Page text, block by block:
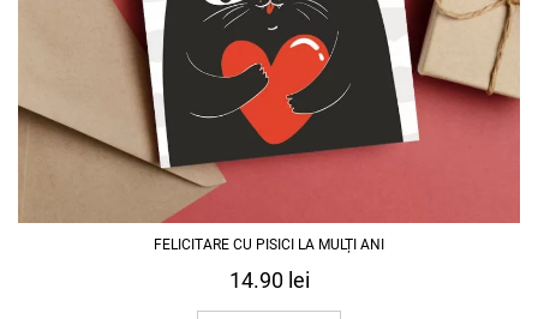
FELICITARE CU PISICI LA MULȚI ANI
14.90 lei